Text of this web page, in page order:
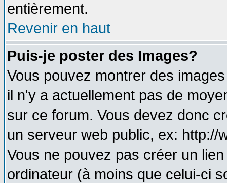
entièrement.
Revenir en haut
Puis-je poster des Images?
Vous pouvez montrer des
il n'y a actuellement pas de
sur ce forum. Vous devez donc
un serveur web public, ex: http://
Vous ne pouvez pas créer un
ordinateur (à moins que celui-ci